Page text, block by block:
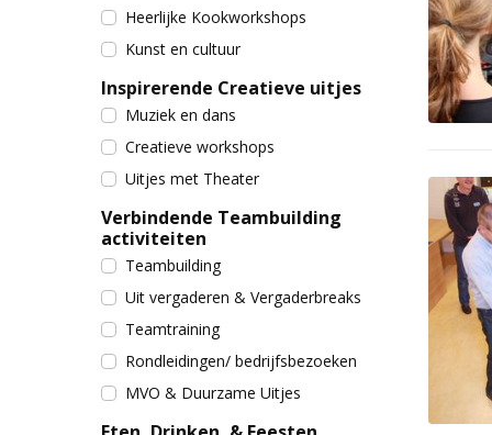
Heerlijke Kookworkshops
Kunst en cultuur
Inspirerende Creatieve uitjes
Muziek en dans
Creatieve workshops
Uitjes met Theater
Verbindende Teambuilding
activiteiten
Teambuilding
Uit vergaderen & Vergaderbreaks
Teamtraining
Rondleidingen/ bedrijfsbezoeken
MVO & Duurzame Uitjes